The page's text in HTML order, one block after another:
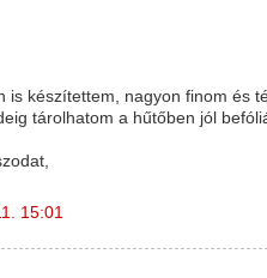
is készítettem, nagyon finom és
tárolhatom a hűtőben jól
15:01